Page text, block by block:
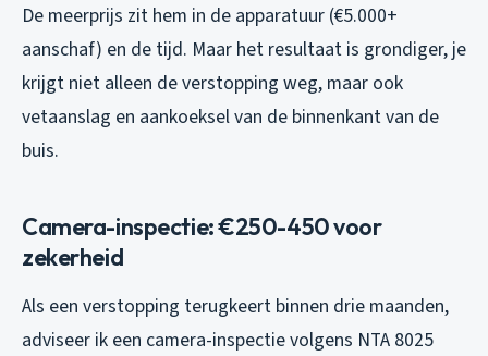
De meerprijs zit hem in de apparatuur (€5.000+
aanschaf) en de tijd. Maar het resultaat is grondiger, je
krijgt niet alleen de verstopping weg, maar ook
vetaanslag en aankoeksel van de binnenkant van de
buis.
Camera-inspectie: €250-450 voor
zekerheid
Als een verstopping terugkeert binnen drie maanden,
adviseer ik een camera-inspectie volgens NTA 8025